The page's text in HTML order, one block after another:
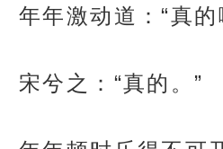
年年激动道：“真的
宋兮之：“真的。”